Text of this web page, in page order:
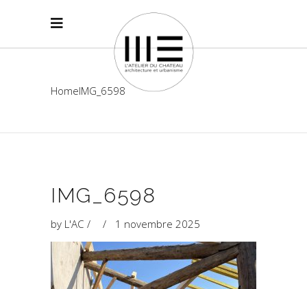
HomeIMG_6598
IMG_6598
by L'AC 1 novembre 2025